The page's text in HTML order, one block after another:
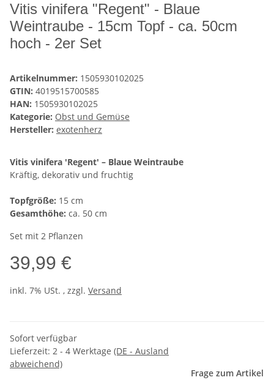
Vitis vinifera "Regent" - Blaue
Weintraube - 15cm Topf - ca. 50cm
hoch - 2er Set
Artikelnummer: 1505930102025
GTIN: 4019515700585
HAN: 1505930102025
Kategorie: Obst und Gemüse
Hersteller: exotenherz
Vitis vinifera 'Regent' – Blaue Weintraube
Kräftig, dekorativ und fruchtig
Topfgröße: 15 cm
Gesamthöhe: ca. 50 cm
Set mit 2 Pflanzen
39,99 €
inkl. 7% USt. , zzgl. Versand
Sofort verfügbar
Lieferzeit: 2 - 4 Werktage (DE - Ausland
abweichend)
Frage zum Artikel